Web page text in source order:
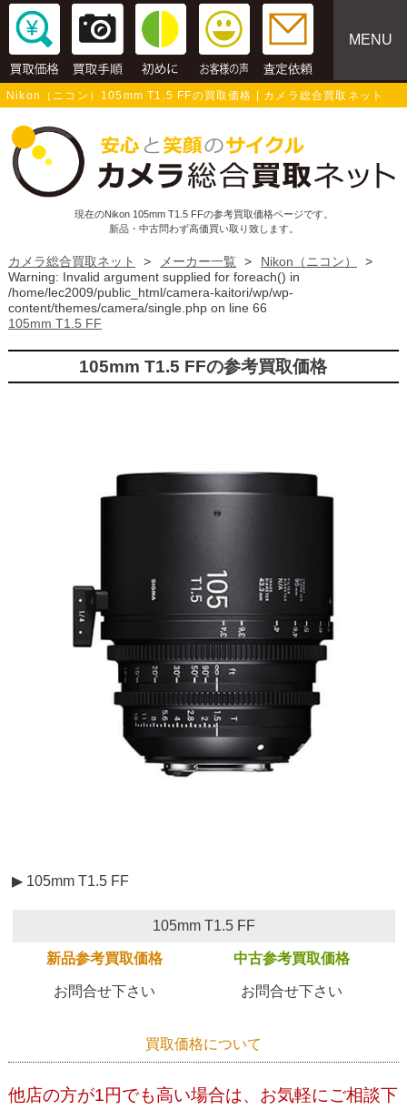
MENU
Nikon（ニコン）105mm T1.5 FFの買取価格 | カメラ総合買取ネット
現在のNikon 105mm T1.5 FFの参考買取価格ページです。
新品・中古問わず高価買い取り致します。
カメラ総合買取ネット > メーカー一覧 > Nikon（ニコン）
>
Warning: Invalid argument supplied for foreach() in
/home/lec2009/public_html/camera-kaitori/wp/wp-
content/themes/camera/single.phpon line 66
105mm T1.5 FF
105mm T1.5 FFの参考買取価格
▶ 105mm T1.5 FF
105mm T1.5 FF
新品参考買取価格 中古参考買取価格
お問合せ下さい お問合せ下さい
買取価格について
他店の方が1円でも高い場合は、お気軽にご相談下